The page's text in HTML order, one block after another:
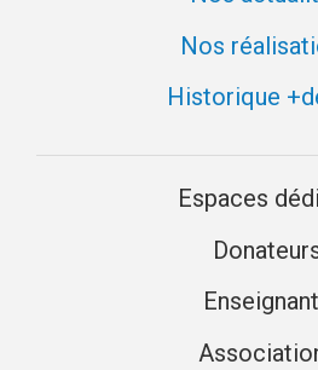
Nos
Historique
Espaces